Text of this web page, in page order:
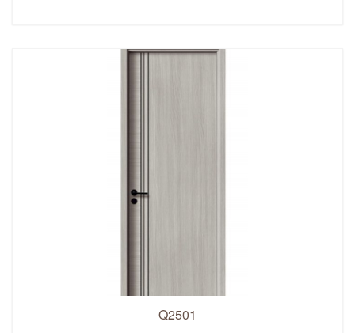
Q2501